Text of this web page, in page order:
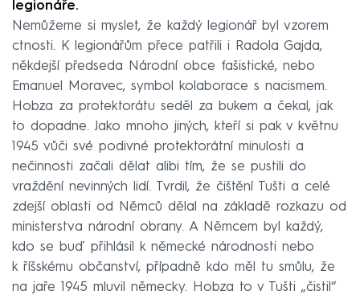
legionáře.
Nemůžeme si myslet, že každý legionář byl vzorem
ctnosti. K legionářům přece patřili i Radola Gajda,
někdejší předseda Národní obce fašistické, nebo
Emanuel Moravec, symbol kolaborace s nacismem.
Hobza za protektorátu seděl za bukem a čekal, jak
to dopadne. Jako mnoho jiných, kteří si pak v květnu
1945 vůči své podivné protektorátní minulosti a
nečinnosti začali dělat alibi tím, že se pustili do
vraždění nevinných lidí. Tvrdil, že čištění Tušti a celé
zdejší oblasti od Němců dělal na základě rozkazu od
ministerstva národní obrany. A Němcem byl každý,
kdo se buď přihlásil k německé národnosti nebo
k říšskému občanství, případně kdo měl tu smůlu, že
na jaře 1945 mluvil německy. Hobza to v Tušti „čistil“